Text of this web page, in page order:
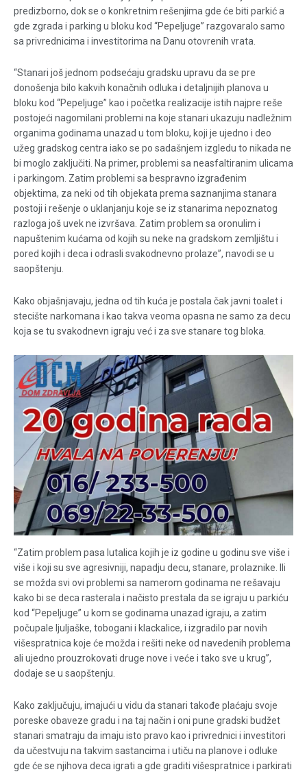
predizborno, dok se o konkretnim rešenjima gde će biti parkić a
gde zgrada i parking u bloku kod “Pepeljuge” razgovaralo samo
sa privrednicima i investitorima na Danu otovrenih vrata.
“Stanari još jednom podsećaju gradsku upravu da se pre
donošenja bilo kakvih konačnih odluka i detaljnijih planova u
bloku kod “Pepeljuge” kao i početka realizacije istih najpre reše
postojeći nagomilani problemi na koje stanari ukazuju nadležnim
organima godinama unazad u tom bloku, koji je ujedno i deo
užeg gradskog centra iako se po sadašnjem izgledu to nikada ne
bi moglo zaključiti. Na primer, problemi sa neasfaltiranim ulicama
i parkingom. Zatim problemi sa bespravno izgrađenim
objektima, za neki od tih objekata prema saznanjima stanara
postoji i rešenje o uklanjanju koje se iz stanarima nepoznatog
razloga još uvek ne izvršava. Zatim problem sa oronulim i
napuštenim kućama od kojih su neke na gradskom zemljištu i
pored kojih i deca i odrasli svakodnevno prolaze”, navodi se u
saopštenju.
Kako objašnjavaju, jedna od tih kuća je postala čak javni toalet i
stecište narkomana i kao takva veoma opasna ne samo za decu
koja se tu svakodnevn igraju već i za sve stanare tog bloka.
“Zatim problem pasa lutalica kojih je iz godine u godinu sve više i
više i koji su sve agresivniji, napadju decu, stanare, prolaznike. Ili
se možda svi ovi problemi sa namerom godinama ne rešavaju
kako bi se deca rasterala i načisto prestala da se igraju u parkiću
kod “Pepeljuge” u kom se godinama unazad igraju, a zatim
počupale ljuljaške, tobogani i klackalice, i izgradilo par novih
višespratnica koje će možda i rešiti neke od navedenih problema
ali ujedno prouzrokovati druge nove i veće i tako sve u krug”,
dodaje se u saopštenju.
Kako zaključuju, imajući u vidu da stanari takođe plaćaju svoje
poreske obaveze gradu i na taj način i oni pune gradski budžet
stanari smatraju da imaju isto pravo kao i privrednici i investitori
da učestvuju na takvim sastancima i utiču na planove i odluke
gde će se njihova deca igrati a gde graditi višespratnice i parkirati